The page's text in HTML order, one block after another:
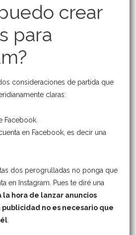
crear
para
consideraciones de partida que
claras:
Facebook.
en Facebook, es decir una
dos perogrulladas no ponga que
en Instagram. Pues te diré una
la hora de lanzar anuncios
publicidad no es necesario que
.